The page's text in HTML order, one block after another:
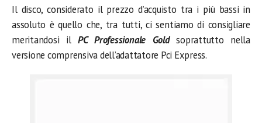
Il disco, considerato il prezzo d’acquisto tra i più bassi in
assoluto è quello che, tra tutti, ci sentiamo di consigliare
meritandosi ilPC Professionale Goldsoprattutto nella
versione comprensiva dell’adattatore Pci Express.